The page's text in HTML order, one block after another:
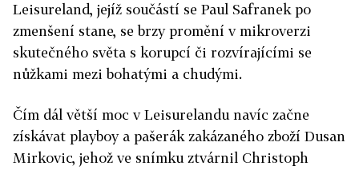
Leisureland, jejíž součástí se Paul Safranek po
zmenšení stane, se brzy promění v mikroverzi
skutečného světa s korupcí či rozvírajícími se
nůžkami mezi bohatými a chudými.
Čím dál větší moc v Leisurelandu navíc začne
získávat playboy a pašerák zakázaného zboží Dusan
Mirkovic, jehož ve snímku ztvárnil Christoph